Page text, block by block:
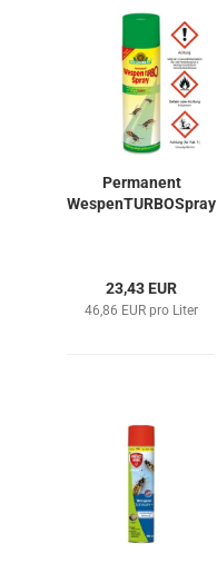
Permanent
WespenTURBOSpray
23,43 EUR
46,86 EUR pro Liter